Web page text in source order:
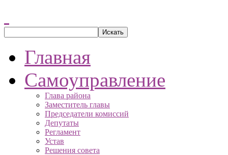
Главная
Самоуправление
Глава района
Заместитель главы
Председатели комиссий
Депутаты
Регламент
Устав
Решения совета